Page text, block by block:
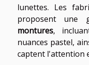
lunettes. Les
proposent une
montures,
nuances pastel,
captent l'attention